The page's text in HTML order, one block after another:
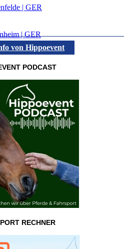
| GER
| GER
von Hippoevent
PODCAST
RECHNER